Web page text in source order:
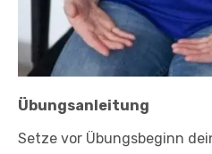
Übungsanleitung
Setze vor Übungsbeginn